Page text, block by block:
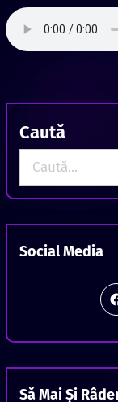
Caută
a
h
Social Media
#
Să Mai Și